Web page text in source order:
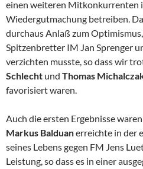
einen weiteren Mitkonkurrenten
Wiedergutmachung betreiben.
durchaus Anlaß zum
Spitzenbretter IM Jan Sprenger
verzichten musste, so dass wir
Schlecht und Thomas
favorisiert waren.
Auch die ersten Ergebnisse
Markus Balduanerreichte in der
seines Lebens gegen FM Jens
Leistung, so dass es in einer